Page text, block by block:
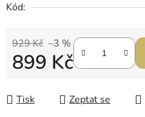
Kód:
929 Kč –3 %
899 Kč
Tisk Zeptat se